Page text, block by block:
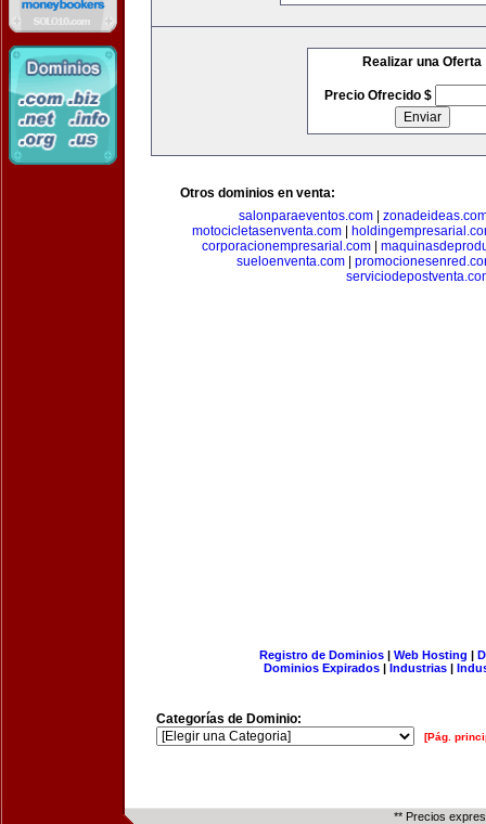
Realizar una Oferta
Precio Ofrecido $
Otros dominios en venta:
salonparaeventos.com
motocicletasenventa.com
corporacionempresarial.com
sueloenventa.com
Registro de Dominios| Web Hosting |
Dominios Expirados | Industrias |
Categorías de Dominio:
[Pág.
** Precios